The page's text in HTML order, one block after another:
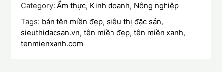
Category: Ẩm thực, Kinh doanh, Nông nghiệp
Tags: bán tên miền đẹp, siêu thị đặc sản,
sieuthidacsan.vn,tên miền đẹp,tên miền xanh,
tenmienxanh.com